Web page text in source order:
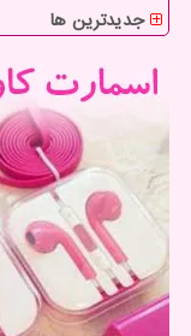
جدیدترین ها